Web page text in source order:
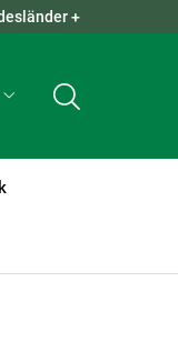
LINKS +
+